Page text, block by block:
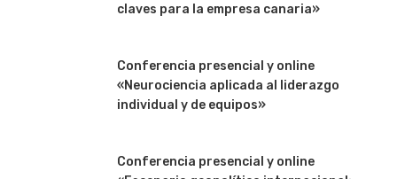
claves para la empresa canaria»
Conferencia presencial y online
«Neurociencia aplicada al liderazgo
individual y de equipos»
Conferencia presencial y online